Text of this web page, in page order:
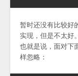
暂时还没有比较好
实现，但是不太好
也就是说，面对下
样忽略：